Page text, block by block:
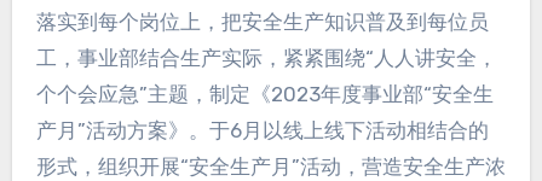
落实到每个岗位上，把安全生产知识普及到每位员
工，事业部结合生产实际，紧紧围绕“人人讲安全，
个个会应急”主题，制定《2023年度事业部“安全生
产月”活动方案》。于6月以线上线下活动相结合的
形式，组织开展“安全生产月”活动，营造安全生产浓